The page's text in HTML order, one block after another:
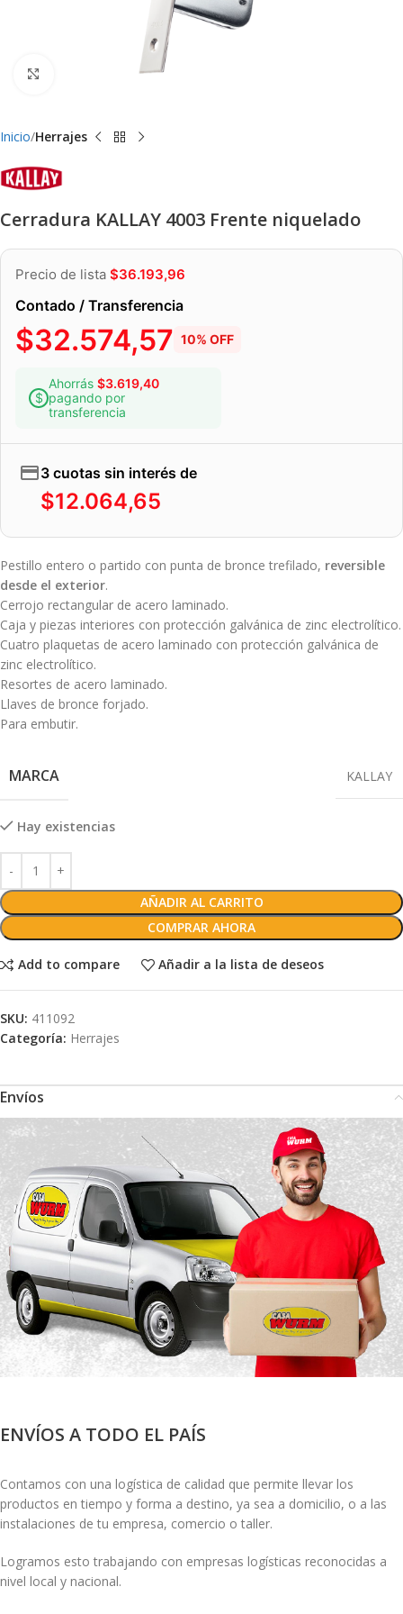
Clic para ampliar
Inicio Herrajes
Cerradura KALLAY 4003 Frente niquelado
Precio de lista $36.193,96
Contado / Transferencia
$32.574,57 10% OFF
Ahorrás $3.619,40
pagando por
transferencia
3 cuotas sin interés de
$12.064,65
Pestillo entero o partido con punta de bronce trefilado, reversible
desde el exterior.
Cerrojo rectangular de acero laminado.
Caja y piezas interiores con protección galvánica de zinc electrolítico.
Cuatro plaquetas de acero laminado con protección galvánica de
zinc electrolítico.
Resortes de acero laminado.
Llaves de bronce forjado.
Para embutir.
MARCA KALLAY
Hay existencias
AÑADIR AL CARRITO
COMPRAR AHORA
Add to compare Añadir a la lista de deseos
SKU: 411092
Categoría: Herrajes
Envíos
ENVÍOS A TODO EL PAÍS
Contamos con una logística de calidad que permite llevar los
productos en tiempo y forma a destino, ya sea a domicilio, o a las
instalaciones de tu empresa, comercio o taller.
Logramos esto trabajando con empresas logísticas reconocidas a
nivel local y nacional.